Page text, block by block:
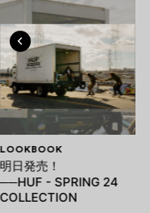
LOOKBOOK
明日発売！
──HUF - SPRING 24
COLLECTION